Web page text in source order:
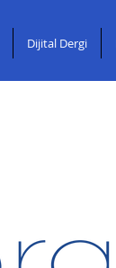
Dijital Dergi